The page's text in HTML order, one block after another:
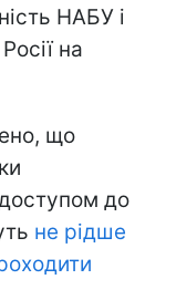
НАБУ і
на
що
до
не рідше